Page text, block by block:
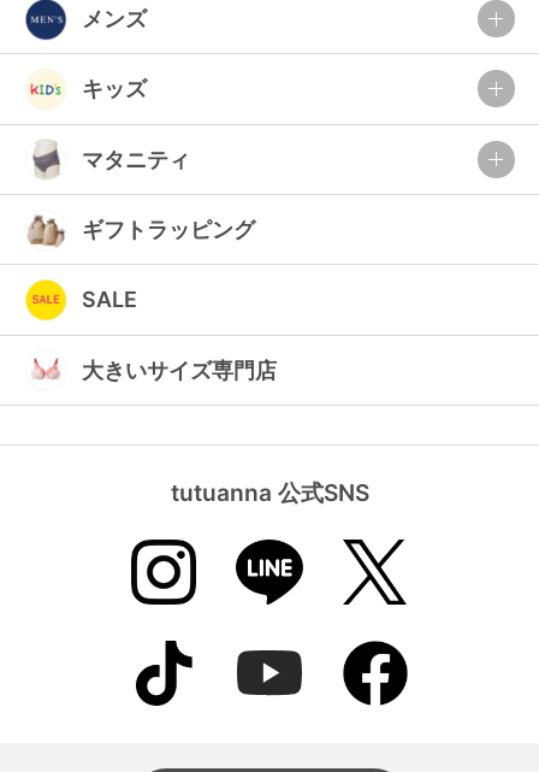
メンズ
キッズ
マタニティ
ギフトラッピング
SALE
大きいサイズ専門店
tutuanna 公式SNS